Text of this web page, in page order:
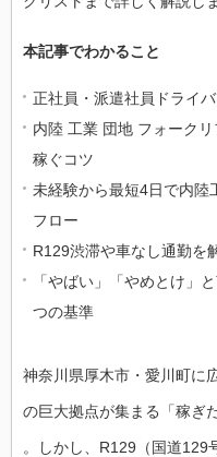
本記事でわかること
正社員・派遣社員ドライ
内陸 工業 団地 フォーク
稼ぐコツ
未経験から最短4日で内陸
フロー
R129渋滞や車なし通勤を
「やばい」「やめとけ」
つの基準
神奈川県厚木市・愛川町に
の巨大拠点が集まる「稼ぎ
。しかし、R129（国道129